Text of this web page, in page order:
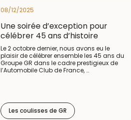
08/12/2025
Une soirée d’exception pour
célébrer 45 ans d’histoire
Le 2 octobre dernier, nous avons eu le
plaisir de célébrer ensemble les 45 ans du
Groupe GR dans le cadre prestigieux de
l’Automobile Club de France, …
Les coulisses de GR